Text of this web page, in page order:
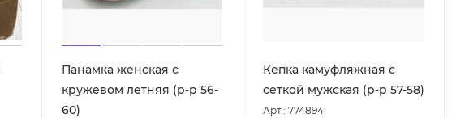
Панамка женская с
кружевом летняя (р-р 56-
60)
Кепка камуфляжная с
сеткой мужская (р-р 57-58)
Арт.: 774894